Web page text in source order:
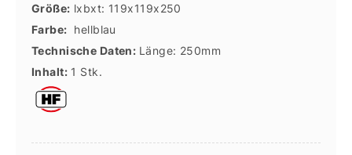
Größe: lxbxt: 119x119x250
Farbe: hellblau
Technische Daten: Länge: 250mm
Inhalt: 1 Stk.